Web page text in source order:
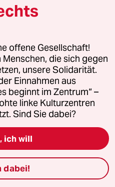
offene Gesellschaft!
die sich gegen
unsere Solidarität.
Einnahmen aus
beginnt im Zentrum“ –
linke Kulturzentren
Sind Sie dabei?
ich will
dabei!